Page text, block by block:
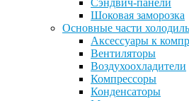
Сэндвич-панели
Шоковая заморозка
Основные части
Аксессуары к
Вентиляторы
Воздухоохладители
Компрессоры
Конденсаторы